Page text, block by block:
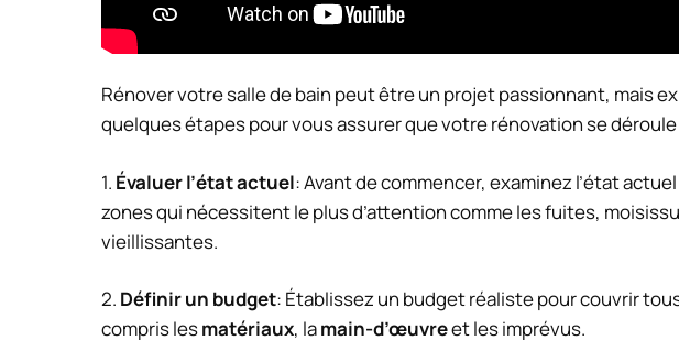
Rénover votre salle de bain peut être un projet passionnant, mais
quelques étapes pour vous assurer que votre rénovation se
1. Évaluer l’état actuel: Avant de commencer, examinez l’état
zones qui nécessitent le plus d’attention comme les fuites,
vieillissantes.
2. Définir un budget: Établissez un budget réaliste pour couvrir
compris lesmatériaux, lamain-d’œuvreet les imprévus.